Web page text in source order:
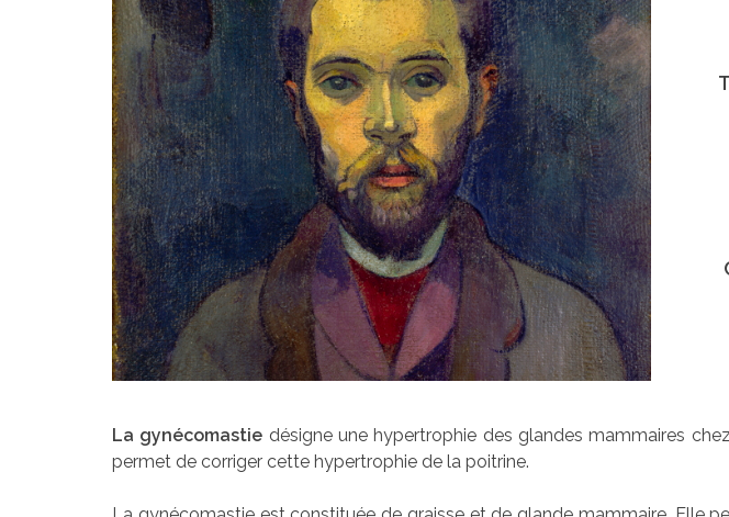
La gynécomastie désigne une hypertrophie des glandes mammaires
permet de corriger cette hypertrophie de la poitrine.